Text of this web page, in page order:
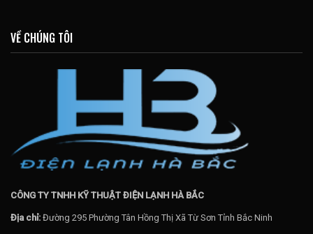
VỀ CHÚNG TÔI
CÔNG TY TNHH KỸ THUẬT ĐIỆN LẠNH HÀ BẮC
Địa chỉ: Đường 295 Phường Tân Hồng Thị Xã Từ Sơn Tỉnh Bắc Ninh